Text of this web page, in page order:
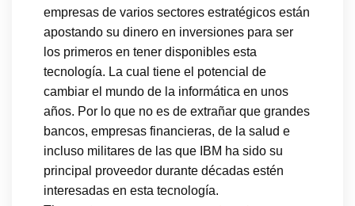
empresas de varios sectores estratégicos están
apostando su dinero en inversiones para ser
los primeros en tener disponibles esta
tecnología. La cual tiene el potencial de
cambiar el mundo de la informática en unos
años. Por lo que no es de extrañar que grandes
bancos, empresas financieras, de la salud e
incluso militares de las que IBM ha sido su
principal proveedor durante décadas estén
interesadas en esta tecnología.